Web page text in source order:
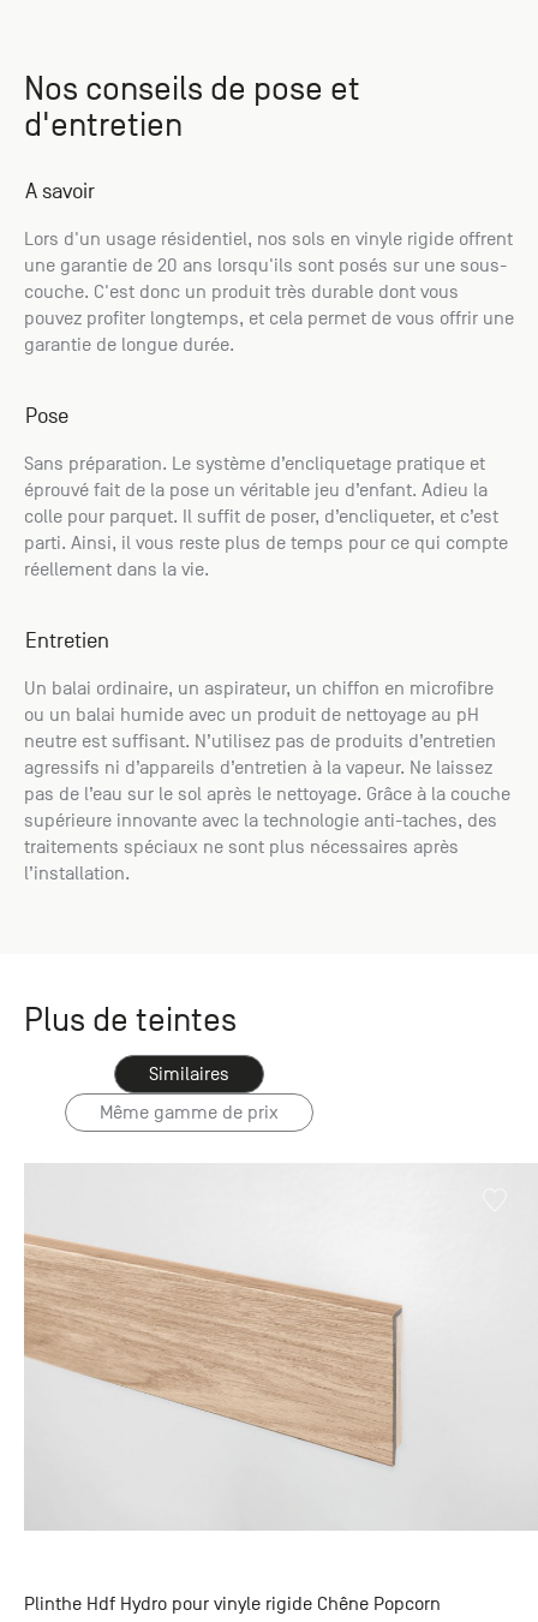
Nos conseils de pose et
d'entretien
A savoir
Lors d'un usage résidentiel, nos sols en vinyle rigide offrent
une garantie de 20 ans lorsqu'ils sont posés sur une sous-
couche. C'est donc un produit très durable dont vous
pouvez profiter longtemps, et cela permet de vous offrir une
garantie de longue durée.
Pose
Sans préparation. Le système d’encliquetage pratique et
éprouvé fait de la pose un véritable jeu d’enfant. Adieu la
colle pour parquet. Il suffit de poser, d’encliqueter, et c’est
parti. Ainsi, il vous reste plus de temps pour ce qui compte
réellement dans la vie.
Entretien
Un balai ordinaire, un aspirateur, un chiffon en microfibre
ou un balai humide avec un produit de nettoyage au pH
neutre est suffisant. N’utilisez pas de produits d’entretien
agressifs ni d’appareils d’entretien à la vapeur. Ne laissez
pas de l’eau sur le sol après le nettoyage. Grâce à la couche
supérieure innovante avec la technologie anti-taches, des
traitements spéciaux ne sont plus nécessaires après
l’installation.
Plus de teintes
Similaires
Même gamme de prix
Plinthe Hdf Hydro pour vinyle rigide Chêne Popcorn